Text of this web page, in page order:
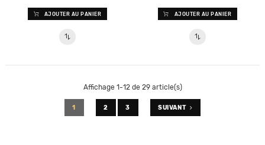
AJOUTER AU PANIER AJOUTER AU PANIER
Affichage 1-12 de 29 article(s)
1 2 3 SUIVANT